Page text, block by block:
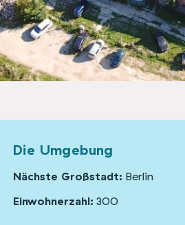
Die Umgebung
Nächste Großstadt: Berlin
Einwohnerzahl: 300